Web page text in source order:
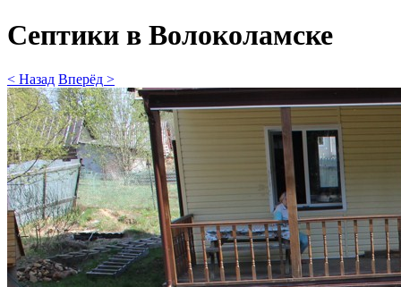
Септики в Волоколамске
< Назад Вперёд >